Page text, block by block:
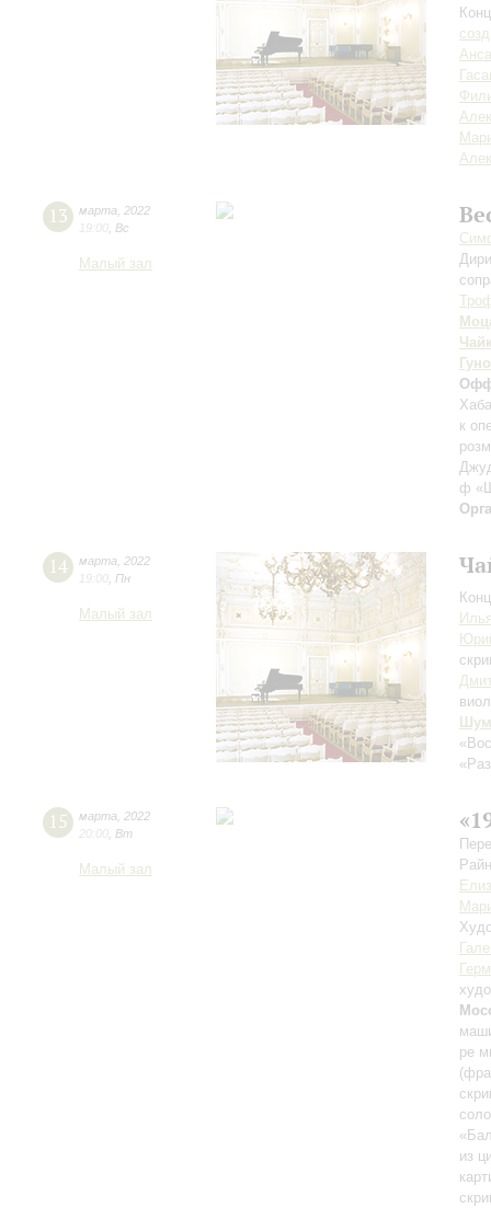
13 марта
2022
19:00 Вс
Малый зал
Гуно
к
ф
14 марта
2022
19:00 Пн
Малый зал
15 марта
2022
20:00 Вт
Малый зал
ре
из